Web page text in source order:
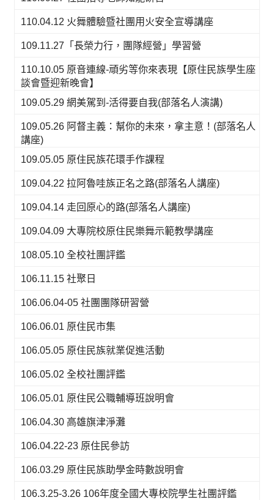
110.04.12 火舞體驗暨社團用火安全宣導講座
109.11.27「長榮力行，團隊經營」學習營
110.10.05 原音連線-頑劣等你來表現【原住民族學生座
談會暨迎新晚會】
109.05.29 網美駕到-活得要自我(部落名人演講)
109.05.26 阿督主義：幫你的未來，拿主意！(部落名人
講座)
109.05.05 原住民族花環手作課程
109.04.22 拉阿魯哇族正名之路(部落名人講座)
109.04.14 走回原心的路(部落名人講座)
109.04.09 大專院校原住民樂舞示範教學講座
108.05.10 全校社團評鑑
106.11.15 社聚日
106.06.04-05 社團團隊研習營
106.06.01 原住民市集
106.05.05 原住民族就業促進活動
106.05.02 全校社團評鑑
106.05.01 原住民公職輔導班說明會
106.04.30 高雄旗津淨灘
106.04.22-23 原住民參訪
106.03.29 原住民族助學金時數說明會
106.3.25-3.26 106年度全國大專校院學生社團評鑑